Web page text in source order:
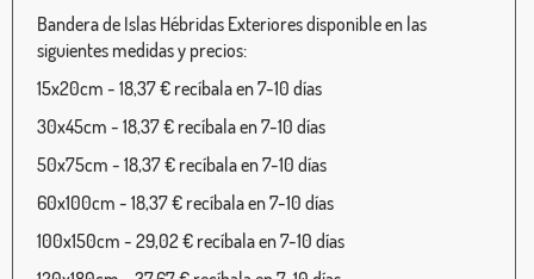
Bandera de Islas Hébridas Exteriores disponible en las
siguientes medidas y precios:
15x20cm - 18,37 € recíbala en 7-10 días
30x45cm - 18,37 € recíbala en 7-10 días
50x75cm - 18,37 € recíbala en 7-10 días
60x100cm - 18,37 € recíbala en 7-10 días
100x150cm - 29,02 € recíbala en 7-10 días